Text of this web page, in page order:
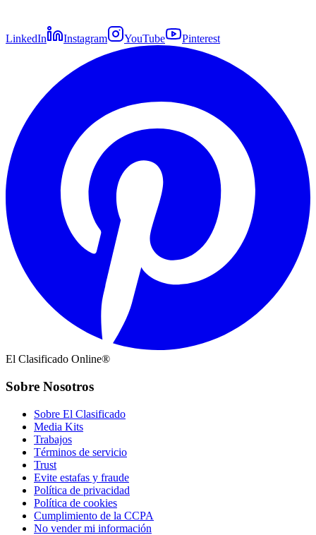
LinkedIn Instagram YouTube Pinterest
El Clasificado Online®
Sobre Nosotros
Sobre El Clasificado
Media Kits
Trabajos
Términos de servicio
Trust
Evite estafas y fraude
Política de privacidad
Política de cookies
Cumplimiento de la CCPA
No vender mi información